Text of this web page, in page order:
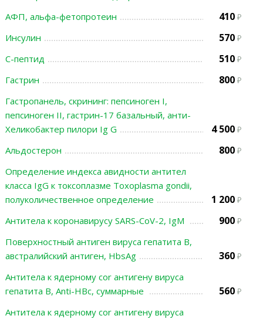
АФП, альфа-фетопротеин 410
Инсулин 570
С-пептид 510
Гастрин 800
Гастропанель, скрининг: пепсиноген I,
пепсиноген II, гастрин-17 базальный, анти-
Хеликобактер пилори Ig G
4 500
Альдостерон 800
Определение индекса авидности антител
класса IgG к токсоплазме Toxoplasma gondii,
полуколичественное определение
1 200
Антитела к коронавирусу SARS-CoV-2, IgМ 900
Поверхностный антиген вируса гепатита В,
австралийский антиген, HbsAg
360
Антитела к ядерному cor антигену вируса
гепатита В, Anti-HBc, суммарные
560
Антитела к ядерному cor антигену вируса